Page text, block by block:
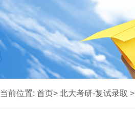
当前位置: 首页> 北大考研-复试录取 >